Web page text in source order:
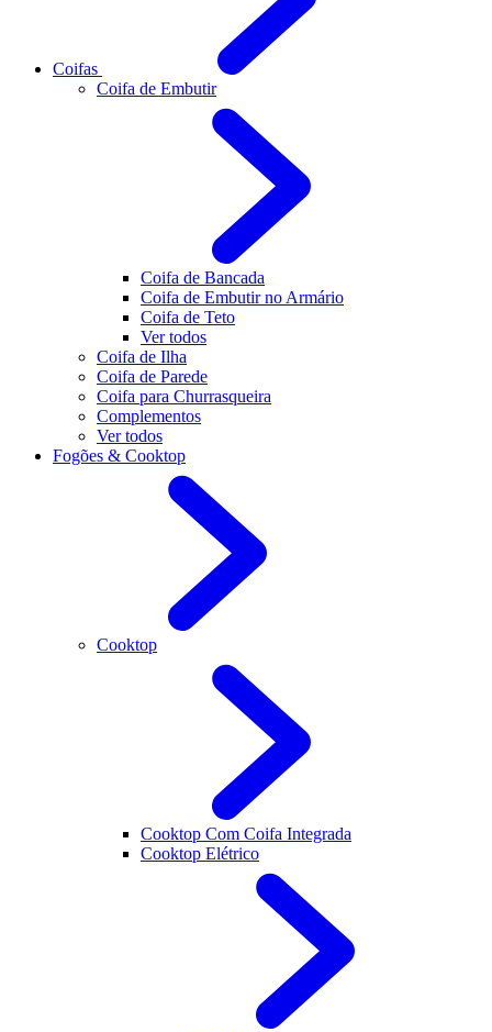
Coifas
Coifa de Embutir
Coifa de Bancada
Coifa de Embutir no Armário
Coifa de Teto
Ver todos
Coifa de Ilha
Coifa de Parede
Coifa para Churrasqueira
Complementos
Ver todos
Fogões & Cooktop
Cooktop
Cooktop Com Coifa Integrada
Cooktop Elétrico